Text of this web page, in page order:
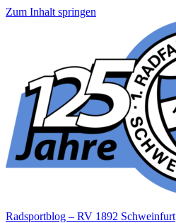
Zum Inhalt springen
Radsportblog – RV 1892 Schweinfurt